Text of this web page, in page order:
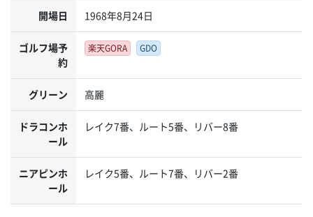
開場日 1968年8月24日
ゴルフ場予
約
楽天GORA GDO
グリーン 高麗
ドラコンホ
ール
レイク7番、ルート5番、リバー8番
ニアピンホ
ール
レイク5番、ルート7番、リバー2番